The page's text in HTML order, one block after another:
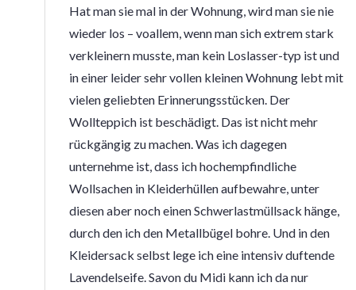
Hat man sie mal in der Wohnung, wird man sie nie
wieder los – voallem, wenn man sich extrem stark
verkleinern musste, man kein Loslasser-typ ist und
in einer leider sehr vollen kleinen Wohnung lebt mit
vielen geliebten Erinnerungsstücken. Der
Wollteppich ist beschädigt. Das ist nicht mehr
rückgängig zu machen. Was ich dagegen
unternehme ist, dass ich hochempfindliche
Wollsachen in Kleiderhüllen aufbewahre, unter
diesen aber noch einen Schwerlastmüllsack hänge,
durch den ich den Metallbügel bohre. Und in den
Kleidersack selbst lege ich eine intensiv duftende
Lavendelseife. Savon du Midi kann ich da nur